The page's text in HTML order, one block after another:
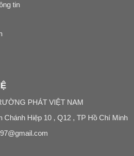
tin
PHÁT VIỆT NAM
Chánh Hiệp 10 , Q12 , TP Hồ Chí Minh